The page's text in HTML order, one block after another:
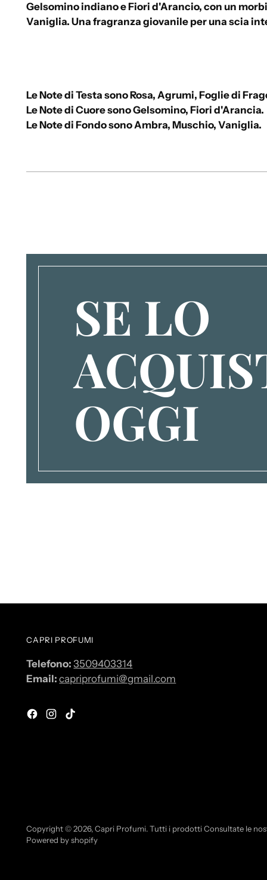
Gelsomino indiano e Fiori d'Arancio, con un
Vaniglia. Una fragranza giovanile per una scia
Le Note di Testa sono Rosa, Agrumi, Foglie di
Le Note di Cuore sono Gelsomino, Fiori d'Arancia.
Le Note di Fondo sono Ambra, Muschio, Vaniglia.
SE LO
OGGI
CAPRI PROFUMI
Telefono: 3509403314
Email:capriprofumi@gmail.com
Copyright © 2026,Capri Profumi. Tutti i prodotti Consultate le
Powered by shopify